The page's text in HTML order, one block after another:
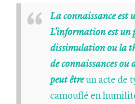
“
La connaissance est
L'information est un
dissimulation ou la
de connaissances
peut êtreun acte de
camouflé en